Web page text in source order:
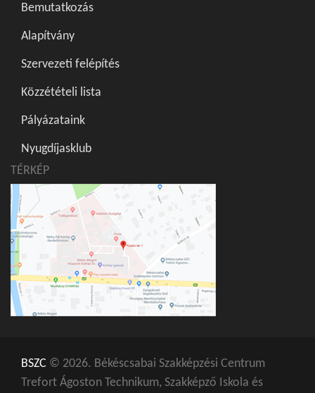
Bemutatkozás
Alapítvány
Szervezeti felépítés
Közzétételi lista
Pályázataink
Nyugdíjasklub
TÉRKÉP
BSZC © 2026. Békéscsabai Szakképzési Centrum
Trefort Ágoston Technikum, Szakképző Iskola és